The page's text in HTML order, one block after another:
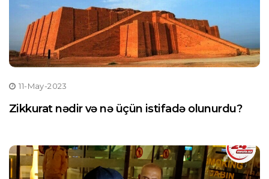
11-May-2023
Zikkurat nədir və nə üçün istifadə olunurdu?